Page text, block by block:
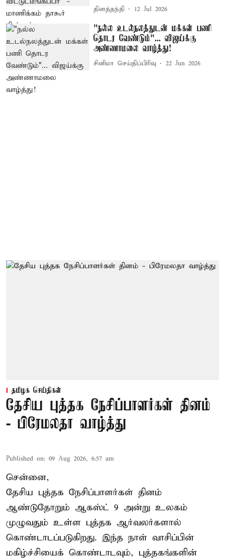
தினத்தந்தி 12 Jul 2026
"நல்ல உடல்நலத்துடன் மக்கள் பணி
தொடர வேண்டும்"... விஜய்க்கு
அண்ணாமலை வாழ்த்து!
சினிமா செய்திப்பிரிவு 22 Jun 2026
தமிழக செய்திகள்
தேசிய புத்தக நேசிப்பாளர்கள் தினம்
- பிரேமலதா வாழ்த்து
Published on: 09 Aug 2026, 6:57 am
சென்னை,
தேசிய புத்தக நேசிப்பாளர்கள் தினம்
ஆண்டுதோறும் ஆகஸ்ட் 9 அன்று உலகம்
முழுவதும் உள்ள புத்தக ஆர்வலர்களால்
கொண்டாடப்படுகிறது. இந்த நாள் வாசிப்பின்
மகிழ்ச்சியைக் கொண்டாடவும், புத்தகங்களின்